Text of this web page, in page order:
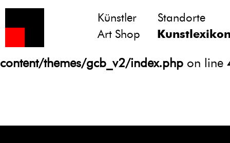
Notice
: Undefined variable: atts in
/homepages/21/d13550920/htdocs/
content/themes/gcb_v2/index.php on line
Künstler
Standorte
Art Shop